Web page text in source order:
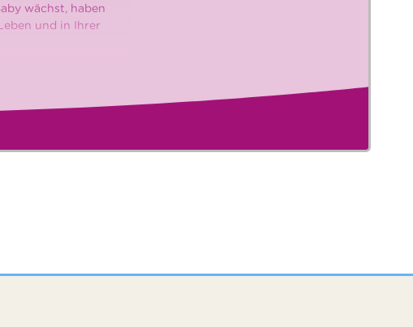
wächst, haben
und in Ihrer